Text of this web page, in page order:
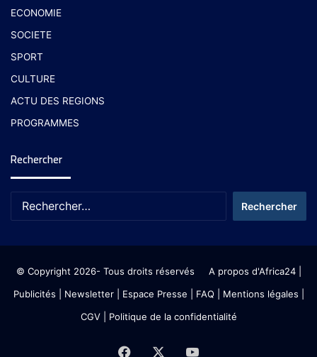
ECONOMIE
SOCIETE
SPORT
CULTURE
ACTU DES REGIONS
PROGRAMMES
Rechercher
© Copyright 2026- Tous droits réservés A propos d'Africa24|
Publicités
Newsletter| Espace Presse | FAQ | Mentions légales
CGV| Politique de la confidentialité